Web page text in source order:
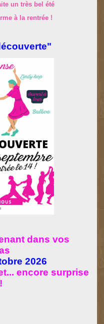
un très bel été
à la rentrée !
dans vos
2026
encore surprise